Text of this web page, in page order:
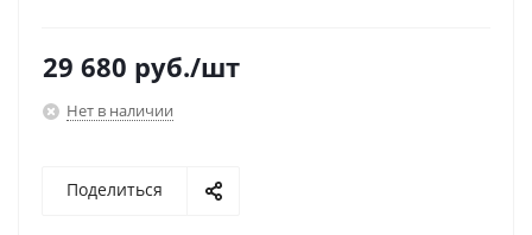
29 680 руб./шт
Нет в наличии
Поделиться